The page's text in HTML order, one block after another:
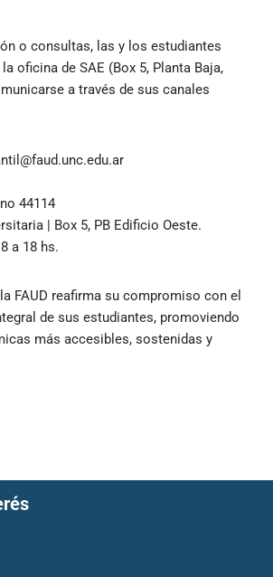
o consultas, las y los estudiantes
oficina de SAE (Box 5, Planta Baja,
a través de sus canales
44114
| Box 5, PB Edificio Oeste.
a 18 hs.
FAUD reafirma su compromiso con el
de sus estudiantes, promoviendo
más accesibles, sostenidas y